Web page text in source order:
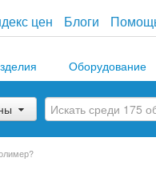
цен Блоги
Оборудование